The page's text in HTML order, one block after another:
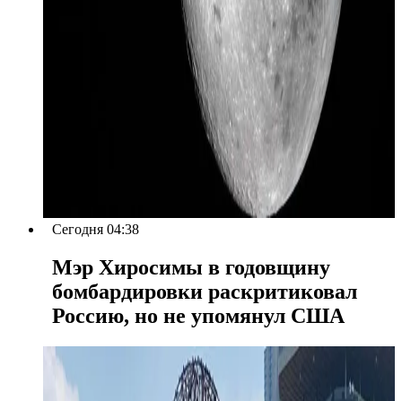
Сегодня 04:38
Мэр Хиросимы в годовщину
бомбардировки раскритиковал
Россию, но не упомянул США